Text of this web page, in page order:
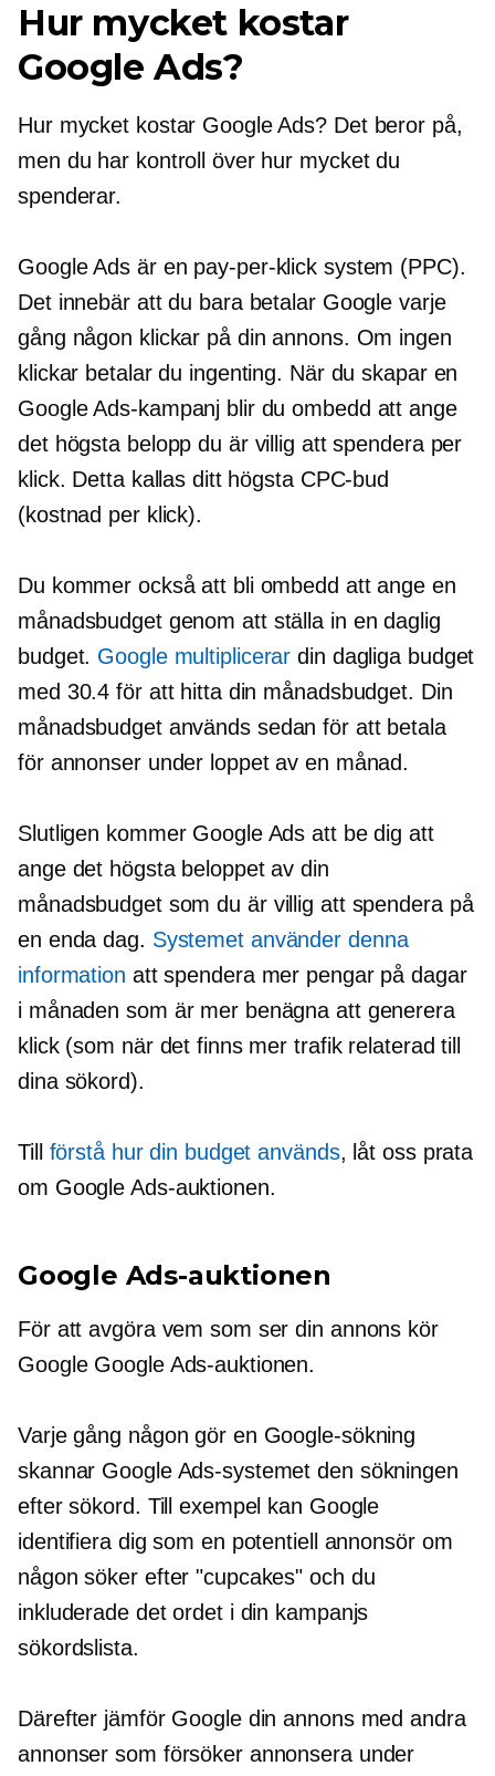
Hur mycket kostar
Google Ads?
Hur mycket kostar Google Ads? Det beror på,
men du har kontroll över hur mycket du
spenderar.
Google Ads är en pay-per-klick system (PPC).
Det innebär att du bara betalar Google varje
gång någon klickar på din annons. Om ingen
klickar betalar du ingenting. När du skapar en
Google Ads-kampanj blir du ombedd att ange
det högsta belopp du är villig att spendera per
klick. Detta kallas ditt högsta CPC-bud
(kostnad per klick).
Du kommer också att bli ombedd att ange en
månadsbudget genom att ställa in en daglig
budget. Google multiplicerar din dagliga budget
med 30.4 för att hitta din månadsbudget. Din
månadsbudget används sedan för att betala
för annonser under loppet av en månad.
Slutligen kommer Google Ads att be dig att
ange det högsta beloppet av din
månadsbudget som du är villig att spendera på
en enda dag. Systemet använder denna
information att spendera mer pengar på dagar
i månaden som är mer benägna att generera
klick (som när det finns mer trafik relaterad till
dina sökord).
Till förstå hur din budget används, låt oss prata
om Google Ads-auktionen.
Google Ads-auktionen
För att avgöra vem som ser din annons kör
Google Google Ads-auktionen.
Varje gång någon gör en Google-sökning
skannar Google Ads-systemet den sökningen
efter sökord. Till exempel kan Google
identifiera dig som en potentiell annonsör om
någon söker efter "cupcakes" och du
inkluderade det ordet i din kampanjs
sökordslista.
Därefter jämför Google din annons med andra
annonser som försöker annonsera under